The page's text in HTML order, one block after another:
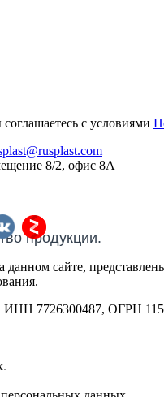
с условиями
8/2, офис 8А
продукции.
сайте,
7726300487, ОГРН
.